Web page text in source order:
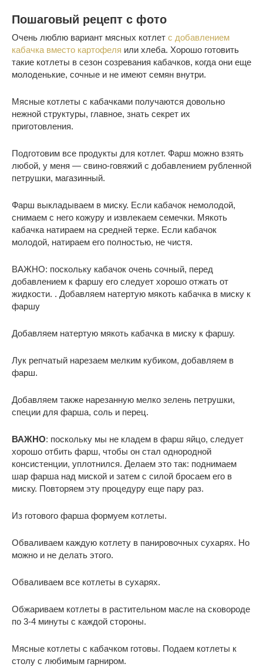
Пошаговый рецепт с фото
Очень люблю вариант мясных котлет с добавлением
кабачка вместо картофеля или хлеба. Хорошо готовить
такие котлеты в сезон созревания кабачков, когда они еще
молоденькие, сочные и не имеют семян внутри.
Мясные котлеты с кабачками получаются довольно
нежной структуры, главное, знать секрет их
приготовления.
Подготовим все продукты для котлет. Фарш можно взять
любой, у меня — свино-говяжий с добавлением рубленной
петрушки, магазинный.
Фарш выкладываем в миску. Если кабачок немолодой,
снимаем с него кожуру и извлекаем семечки. Мякоть
кабачка натираем на средней терке. Если кабачок
молодой, натираем его полностью, не чистя.
ВАЖНО: поскольку кабачок очень сочный, перед
добавлением к фаршу его следует хорошо отжать от
жидкости. . Добавляем натертую мякоть кабачка в миску к
фаршу
Добавляем натертую мякоть кабачка в миску к фаршу.
Лук репчатый нарезаем мелким кубиком, добавляем в
фарш.
Добавляем также нарезанную мелко зелень петрушки,
специи для фарша, соль и перец.
ВАЖНО: поскольку мы не кладем в фарш яйцо, следует
хорошо отбить фарш, чтобы он стал однородной
консистенции, уплотнился. Делаем это так: поднимаем
шар фарша над миской и затем с силой бросаем его в
миску. Повторяем эту процедуру еще пару раз.
Из готового фарша формуем котлеты.
Обваливаем каждую котлету в панировочных сухарях. Но
можно и не делать этого.
Обваливаем все котлеты в сухарях.
Обжариваем котлеты в растительном масле на сковороде
по 3-4 минуты с каждой стороны.
Мясные котлеты с кабачком готовы. Подаем котлеты к
столу с любимым гарниром.